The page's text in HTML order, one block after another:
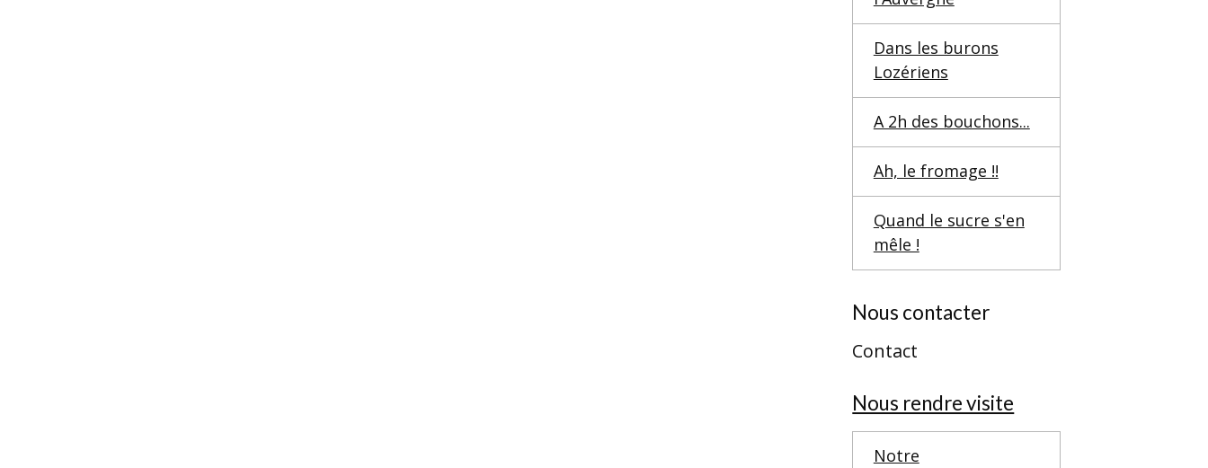
Dans les burons
Lozériens
A 2h des bouchons...
Ah, le fromage !!
Quand le sucre s'en
mêle !
Nous contacter
Contact
Nous rendre visite
Notre